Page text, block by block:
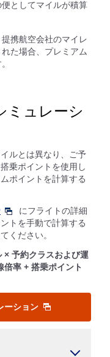
としてマイルが積算
携航空会社のマイレ
た場合、プレミアム
ミュレーシ
ルとは異なり、ご予
乗ポイントを使用し
ポイントを計算する
にフライトの詳細
トを手動で計算する
ください。
× 予約クラスおよび運
率 + 搭乗ポイント
ーション